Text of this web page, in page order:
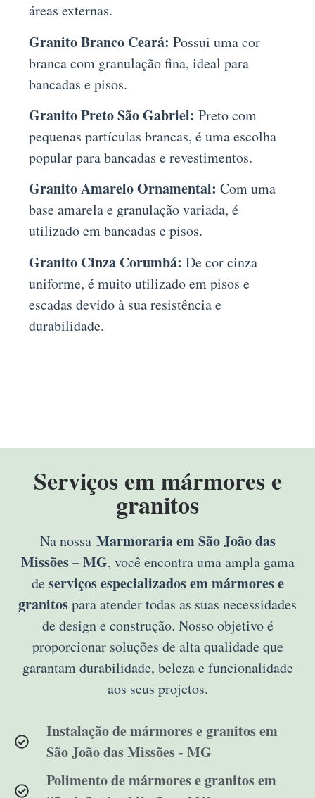
áreas externas.
Granito Branco Ceará: Possui uma cor
branca com granulação fina, ideal para
bancadas e pisos.
Granito Preto São Gabriel: Preto com
pequenas partículas brancas, é uma escolha
popular para bancadas e revestimentos.
Granito Amarelo Ornamental: Com uma
base amarela e granulação variada, é
utilizado em bancadas e pisos.
Granito Cinza Corumbá: De cor cinza
uniforme, é muito utilizado em pisos e
escadas devido à sua resistência e
durabilidade.
Serviços em mármores e
granitos
Na nossa Marmoraria em São João das
Missões – MG, você encontra uma ampla gama
de serviços especializados em mármores e
granitospara atender todas as suas necessidades
de design e construção. Nosso objetivo é
proporcionar soluções de alta qualidade que
garantam durabilidade, beleza e funcionalidade
aos seus projetos.
Instalação de mármores e granitos em
São João das Missões - MG
Polimento de mármores e granitos em